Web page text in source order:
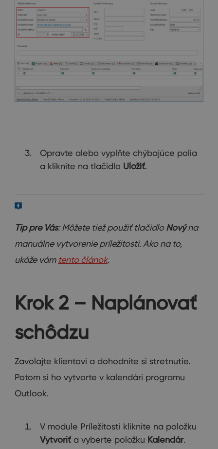
Opravte alebo vyplňte chýbajúce polia
a kliknite na tlačidlo Uložiť.
Tip pre Vás: Môžete tiež použiť tlačidloNovýna
manuálne vytvorenie príležitosti. Ako na to,
ukáže vám tento článok.
Krok 2 – Naplánovať
schôdzu
Zavolajte klientovi a dohodnite si stretnutie.
Potom si ho vytvorte v kalendári programu
Outlook.
V module Príležitosti kliknite na položku
Vytvoriť a vyberte položku Kalendár.